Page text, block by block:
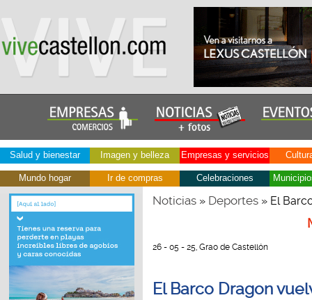
Salud y bienestar Imagen y belleza Empresas y servicios
Mundo hogar Ir de compras Celebraciones
Noticias» Deportes» El
26 - 05 - 25, Grao de Castellón
El Barco Dragon